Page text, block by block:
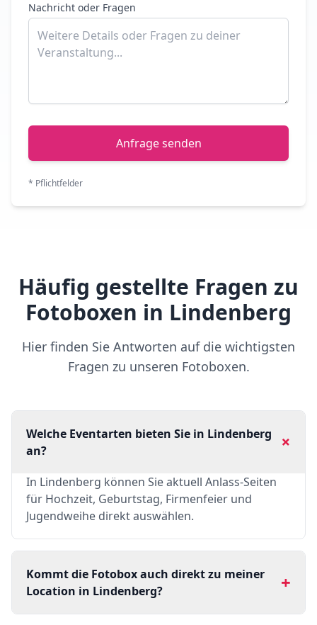
Nachricht oder Fragen
Anfrage senden
* Pflichtfelder
Häufig gestellte Fragen zu
Fotoboxen in Lindenberg
Hier finden Sie Antworten auf die wichtigsten
Fragen zu unseren Fotoboxen.
Welche Eventarten bieten Sie in Lindenberg
an?
+
In Lindenberg können Sie aktuell Anlass-Seiten
für Hochzeit, Geburtstag, Firmenfeier und
Jugendweihe direkt auswählen.
Kommt die Fotobox auch direkt zu meiner
Location in Lindenberg?
+